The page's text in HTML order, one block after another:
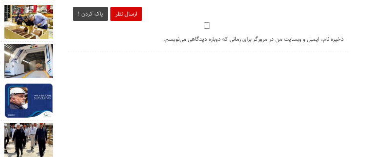
ارسال نظر پاک کردن !
ذخیره نام، ایمیل و وبسایت من در مرورگر برای زمانی که دوباره دیدگاهی می‌نویسم.